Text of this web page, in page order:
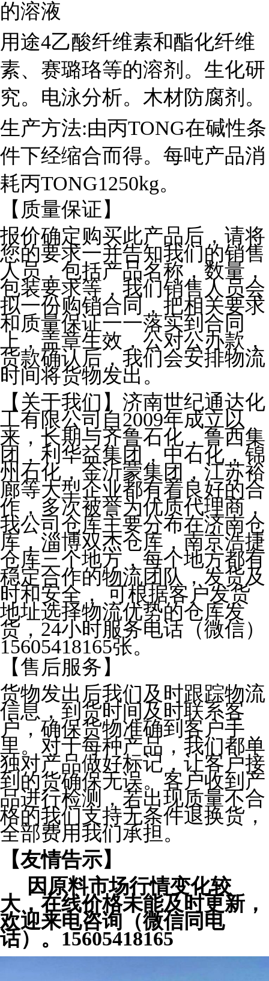
的溶液
用途4乙酸纤维素和酯化纤维
素、赛璐珞等的溶剂。生化研
究。电泳分析。木材防腐剂。
生产方法:由丙TONG在碱性条
件下经缩合而得。每吨产品消
耗丙TONG1250kg。
【质量保证】
报价确定购买此产品后，请将
您的要求一并告知我们的销售
人员，包括产品名称，数量，
包装要求等，我们销售人员会
拟一份购销合同，把相关要求
和质量保证一一落实到合同
上，盖章生效，公对公办款，
货款确认后，我们会安排物流
时间将货物发出。
【关于我们】济南世纪通达化
工有限公司自2009年成立以
来，长期与齐鲁石化，鲁西集
团，利华益集团，中石化，锦
州石化，金沂蒙集团，江苏裕
廊等大型企业都有着良好的合
作，多次被誉为优质代理商，
我公司仓库主要分布在济南仓
库，淄博双杰仓库，南京浩捷
仓库三个地方，每个地方都有
稳定合作的物流团队，发货及
时和安全， 可根据客户发货
地址选择物流优势的仓库发
货，24小时服务电话（微信）
15605418165张。
【售后服务】
货物发出后我们及时跟踪物流
信息，到货时间及时联系客
户，确保货物准确到客户手
里。对于每种产品，我们都单
独对产品做好标记，让客户接
到的货确保无误。客户收到产
品进行检测，若出现质量不合
格的我们支持无条件退换货，
全部费用我们承担。
【友情告示】
因原料市场行情变化较
大，在线价格未能及时更新，
欢迎来电咨询（微信同电
话）。15605418165